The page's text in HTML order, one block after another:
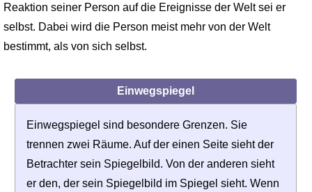
Reaktion seiner Person auf die Ereignisse der Welt sei er
selbst. Dabei wird die Person meist mehr von der Welt
bestimmt, als von sich selbst.
Einwegspiegel
Einwegspiegel sind besondere Grenzen. Sie
trennen zwei Räume. Auf der einen Seite sieht der
Betrachter sein Spiegelbild. Von der anderen sieht
er den, der sein Spiegelbild im Spiegel sieht. Wenn